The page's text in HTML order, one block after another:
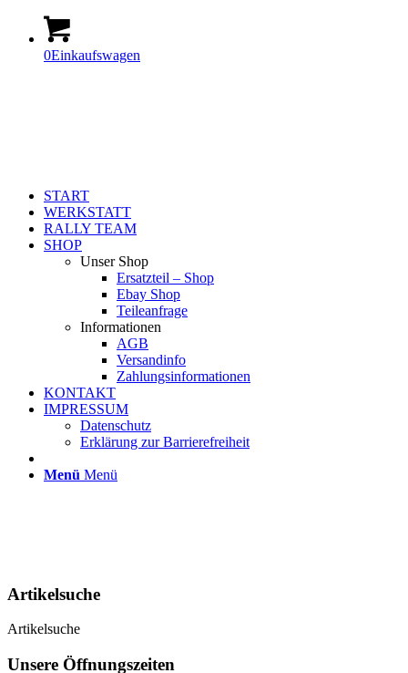
0Einkaufswagen
START
WERKSTATT
RALLY TEAM
SHOP
Unser Shop
Ersatzteil – Shop
Ebay Shop
Teileanfrage
Informationen
AGB
Versandinfo
Zahlungsinformationen
KONTAKT
IMPRESSUM
Datenschutz
Erklärung zur Barrierefreiheit
Menü Menü
Artikelsuche
Artikelsuche
Unsere Öffnungszeiten